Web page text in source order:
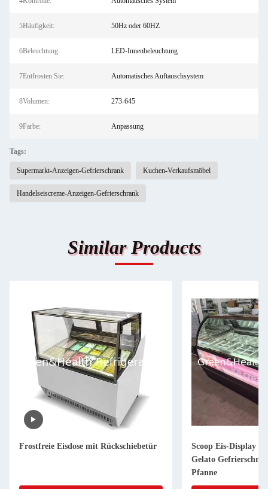
5Häufigkeit: 50Hz oder 60HZ
6Beleuchtung: LED-Innenbeleuchtung
7Entfrosten Sie: Automatisches Auftauschsystem
8Volumen: 273-645
9Farbe: Anpassung
Tags:
Supermarkt-Anzeigen-Gefrierschrank Kuchen-Verkaufsmöbel
Handelseiscreme-Anzeigen-Gefrierschrank
Similar Products
Frostfreie Eisdose mit Rückschiebetür
Scoop Eis-Display
Gelato
Pfanne